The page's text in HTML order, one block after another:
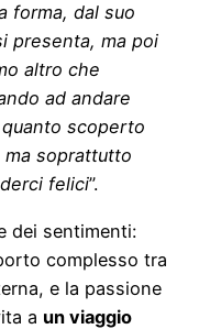
forma, dal suo
presenta, ma poi
altro che
ad andare
scoperto
soprattutto
felici”.
dei sentimenti:
complesso tra
e la passione
a un viaggio